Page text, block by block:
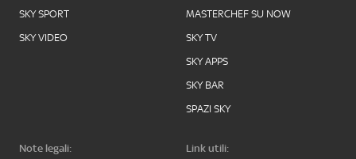
SKY SPORT
SKY VIDEO
MASTERCHEF SU NOW
SKY TV
SKY APPS
SKY BAR
SPAZI SKY
Note legali:
Link utili: